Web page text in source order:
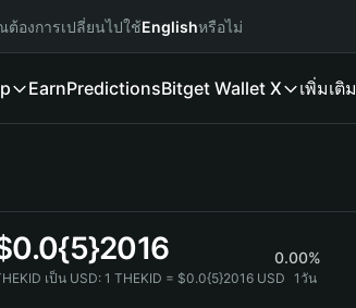
ต้องการเปลี่ยนไปใช้Englishหรือไม่
EarnPredictionsBitget Wallet X เพิ่มเติม
0.0{5}2016 0.00%
เป็น USD: 1 THEKID = $0.0{5}2016 USD 1วัน